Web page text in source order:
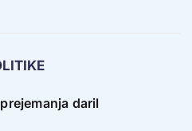
daril